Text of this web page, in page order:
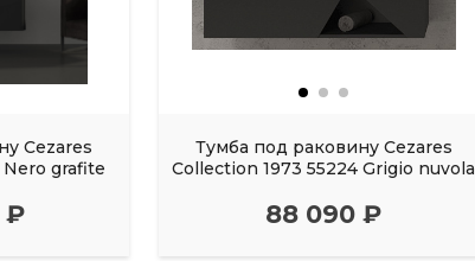
Cezares
Nero grafite
₽
Тумба под раковину Cezares
Collection 1973 55224 Grigio nuvola
88 090 ₽